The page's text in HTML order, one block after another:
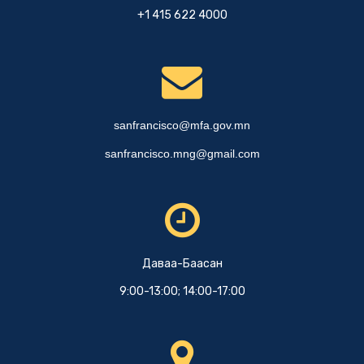
+1 415 622 4000
sanfrancisco@mfa.gov.mn
sanfrancisco.mng@gmail.com
Даваа-Баасан
9:00-13:00; 14:00-17:00